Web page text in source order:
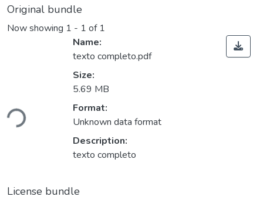
Original bundle
Now showing 1 - 1 of 1
Loading...
Name:
texto completo.pdf
Size:
5.69 MB
Format:
Unknown data format
Description:
texto completo
License bundle